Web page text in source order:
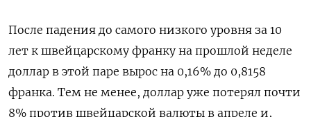
После падения до самого низкого уровня за 10
лет к швейцарскому франку на прошлой неделе
доллар в этой паре вырос на 0,16% до 0,8158​
франка. Тем не менее, доллар уже потерял почти
8% против швейцарской валюты в апреле и,